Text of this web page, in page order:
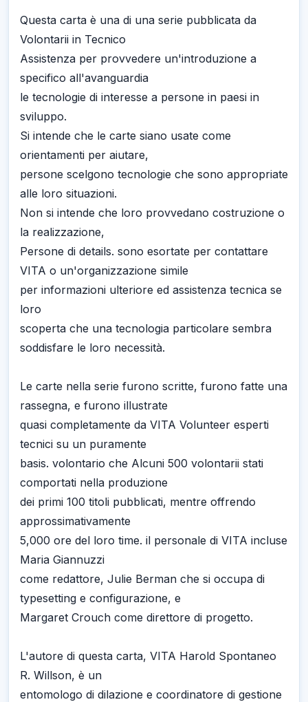
Questa carta è una di una serie pubblicata da
Volontarii in Tecnico
Assistenza per provvedere un'introduzione a
specifico all'avanguardia
le tecnologie di interesse a persone in paesi in
sviluppo.
Si intende che le carte siano usate come
orientamenti per aiutare,
persone scelgono tecnologie che sono appropriate
alle loro situazioni.
Non si intende che loro provvedano costruzione o
la realizzazione,
Persone di details. sono esortate per contattare
VITA o un'organizzazione simile
per informazioni ulteriore ed assistenza tecnica se
loro
scoperta che una tecnologia particolare sembra
soddisfare le loro necessità.
Le carte nella serie furono scritte, furono fatte una
rassegna, e furono illustrate
quasi completamente da VITA Volunteer esperti
tecnici su un puramente
basis. volontario che Alcuni 500 volontarii stati
comportati nella produzione
dei primi 100 titoli pubblicati, mentre offrendo
approssimativamente
5,000 ore del loro time. il personale di VITA incluse
Maria Giannuzzi
come redattore, Julie Berman che si occupa di
typesetting e configurazione, e
Margaret Crouch come direttore di progetto.
L'autore di questa carta, VITA Harold Spontaneo
R. Willson, è un
entomologo di dilazione e coordinatore di gestione